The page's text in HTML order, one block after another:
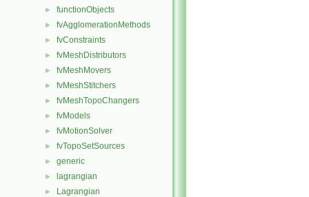
► functionObjects
► fvAgglomerationMethods
► fvConstraints
► fvMeshDistributors
► fvMeshMovers
► fvMeshStitchers
► fvMeshTopoChangers
► fvModels
► fvMotionSolver
► fvTopoSetSources
► generic
► lagrangian
► Lagrangian